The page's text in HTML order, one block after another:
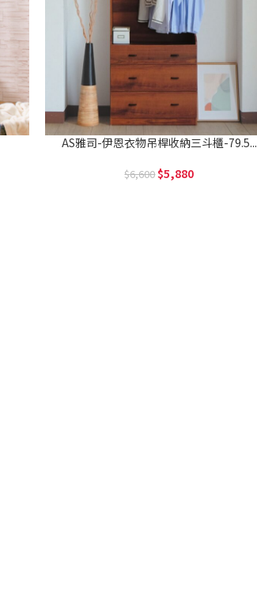
AS雅司-伊恩衣物吊桿收納三斗櫃-79.5...
6,600 5,880